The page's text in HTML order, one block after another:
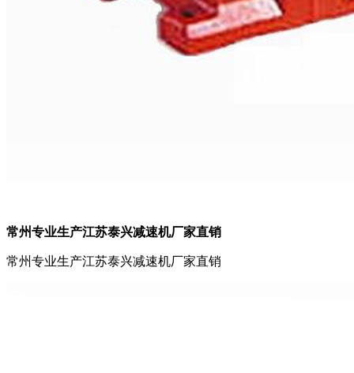
常州专业生产江苏泰兴减速机厂家直销
常州专业生产江苏泰兴减速机厂家直销